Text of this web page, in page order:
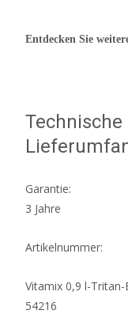
Entdecken Sie
Technische
Garantie:
3 Jahre
Artikelnummer:
Vitamix 0,9 l-
54216